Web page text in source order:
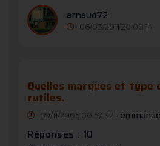
arnaud72
06/03/2011 20:08:14
Quelles marques et type
rutiles.
09/11/2005 00:57:32 -
Réponses : 10